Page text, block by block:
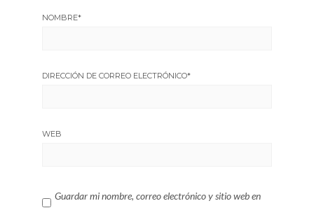
NOMBRE*
DIRECCIÓN DE CORREO ELECTRÓNICO*
WEB
Guardar mi nombre, correo electrónico y sitio web en